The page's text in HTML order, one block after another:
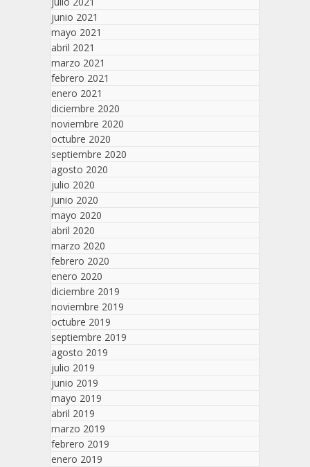
junio 2021
mayo 2021
abril 2021
marzo 2021
febrero 2021
enero 2021
diciembre 2020
noviembre 2020
octubre 2020
septiembre 2020
agosto 2020
julio 2020
junio 2020
mayo 2020
abril 2020
marzo 2020
febrero 2020
enero 2020
diciembre 2019
noviembre 2019
octubre 2019
septiembre 2019
agosto 2019
julio 2019
junio 2019
mayo 2019
abril 2019
marzo 2019
febrero 2019
enero 2019